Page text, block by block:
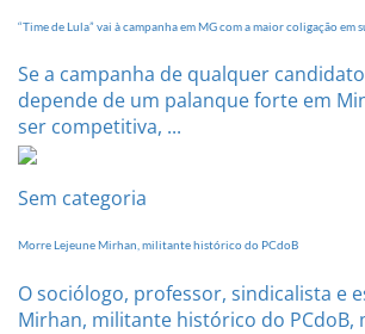
“Time de Lula” vai à campanha em MG com a maior coligação em
Se a campanha de qualquer
depende de um palanque forte em
ser competitiva, ...
Sem categoria
Morre Lejeune Mirhan, militante histórico do PCdoB
O sociólogo, professor, sindicalista e
Mirhan, militante histórico do PCdoB,